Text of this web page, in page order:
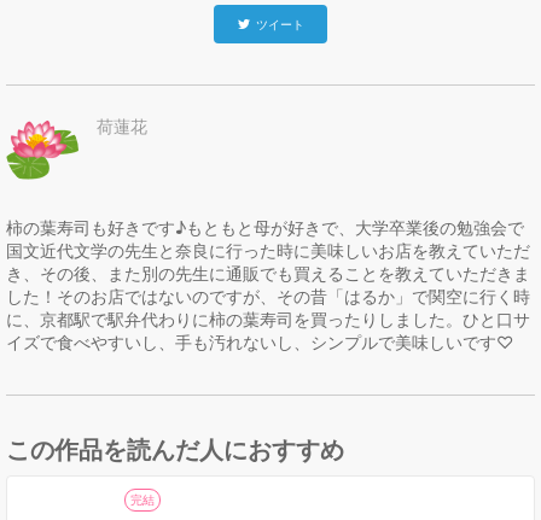
ツイート
荷蓮花
柿の葉寿司も好きです♪もともと母が好きで、大学卒業後の勉強会で
国文近代文学の先生と奈良に行った時に美味しいお店を教えていただ
き、その後、また別の先生に通販でも買えることを教えていただきま
した！そのお店ではないのですが、その昔「はるか」で関空に行く時
に、京都駅で駅弁代わりに柿の葉寿司を買ったりしました。ひと口サ
イズで食べやすいし、手も汚れないし、シンプルで美味しいです♡
この作品を読んだ人におすすめ
完結